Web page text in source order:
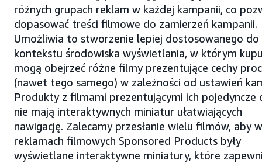
różnych grupach reklam w każdej kampanii, co
dopasować treści filmowe do zamierzeń kampanii.
Umożliwia to stworzenie lepiej dostosowanego do
kontekstu środowiska wyświetlania, w którym
mogą obejrzeć różne filmy prezentujące cechy
(nawet tego samego) w zależności od ustawień
Produkty z filmami prezentującymi ich pojedyncze
nie mają interaktywnych miniatur ułatwiających
nawigację. Zalecamy przesłanie wielu filmów, aby w
reklamach filmowych Sponsored Products były
wyświetlane interaktywne miniatury, które